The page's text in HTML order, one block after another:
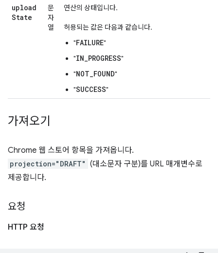
upload
State
문
자
열
연산의 상태입니다.
허용되는 값은 다음과 같습니다.
"FAILURE"
"IN_PROGRESS"
"NOT_FOUND"
"SUCCESS"
가져오기
Chrome 웹 스토어 항목을 가져옵니다.
projection="DRAFT" (대소문자 구분)를 URL 매개변수로
제공합니다.
요청
HTTP 요청